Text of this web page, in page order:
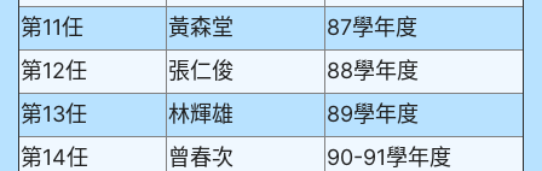
第11任
黃森堂
87學年度
第12任
張仁俊
88學年度
第13任
林輝雄
89學年度
第14任
曾春次
90-91學年度